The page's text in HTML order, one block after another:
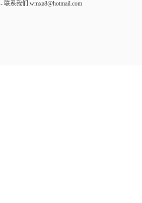
- 联系我们:wmxa8@hotmail.com